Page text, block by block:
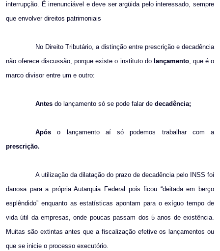
interrupção. É irrenunciável e deve ser argüida pelo interessado, sempre
que envolver direitos patrimoniais
No Direito Tributário, a distinção entre prescrição e decadência
não oferece discussão, porque existe o instituto do lançamento, que é o
marco divisor entre um e outro:
Antes do lançamento só se pode falar de decadência;
Apóso lançamento aí só podemos trabalhar com a
prescrição.
A utilização da dilatação do prazo de decadência pelo INSS foi
danosa para a própria Autarquia Federal pois ficou “deitada em berço
esplêndido” enquanto as estatísticas apontam para o exíguo tempo de
vida útil da empresas, onde poucas passam dos 5 anos de existência.
Muitas são extintas antes que a fiscalização efetive os lançamentos ou
que se inicie o processo executório.